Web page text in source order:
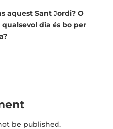
aquest Sant Jordi? O
dia és bo per
be published.